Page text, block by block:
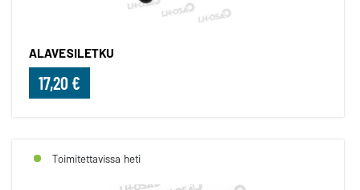
ALAVESILETKU
17,20 €
Toimitettavissa heti